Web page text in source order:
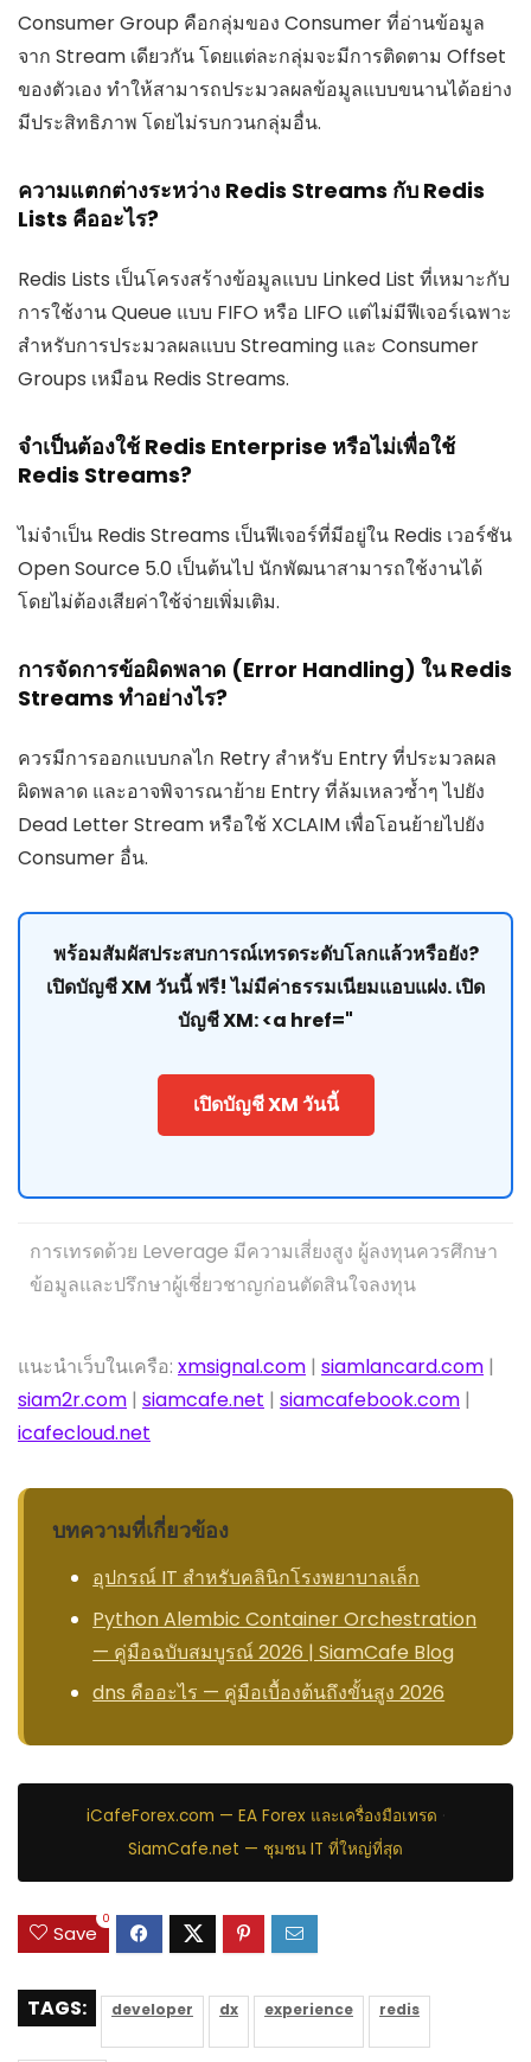
Consumer Group คือกลุ่มของ Consumer ที่อ่านข้อมูล
จาก Stream เดียวกัน โดยแต่ละกลุ่มจะมีการติดตาม Offset
ของตัวเอง ทำให้สามารถประมวลผลข้อมูลแบบขนานได้อย่าง
มีประสิทธิภาพ โดยไม่รบกวนกลุ่มอื่น.
ความแตกต่างระหว่าง Redis Streams กับ Redis
Lists คืออะไร?
Redis Lists เป็นโครงสร้างข้อมูลแบบ Linked List ที่เหมาะกับ
การใช้งาน Queue แบบ FIFO หรือ LIFO แต่ไม่มีฟีเจอร์เฉพาะ
สำหรับการประมวลผลแบบ Streaming และ Consumer
Groups เหมือน Redis Streams.
จำเป็นต้องใช้ Redis Enterprise หรือไม่เพื่อใช้
Redis Streams?
ไม่จำเป็น Redis Streams เป็นฟีเจอร์ที่มีอยู่ใน Redis เวอร์ชัน
Open Source 5.0 เป็นต้นไป นักพัฒนาสามารถใช้งานได้
โดยไม่ต้องเสียค่าใช้จ่ายเพิ่มเติม.
การจัดการข้อผิดพลาด (Error Handling) ใน Redis
Streams ทำอย่างไร?
ควรมีการออกแบบกลไก Retry สำหรับ Entry ที่ประมวลผล
ผิดพลาด และอาจพิจารณาย้าย Entry ที่ล้มเหลวซ้ำๆ ไปยัง
Dead Letter Stream หรือใช้ XCLAIM เพื่อโอนย้ายไปยัง
Consumer อื่น.
พร้อมสัมผัสประสบการณ์เทรดระดับโลกแล้วหรือยัง?
เปิดบัญชี XM วันนี้ ฟรี! ไม่มีค่าธรรมเนียมแอบแฝง. เปิด
บัญชี XM: <a href="
เปิดบัญชี XM วันนี้
การเทรดด้วย Leverage มีความเสี่ยงสูง ผู้ลงทุนควรศึกษา
ข้อมูลและปรึกษาผู้เชี่ยวชาญก่อนตัดสินใจลงทุน
แนะนำเว็บในเครือ: xmsignal.com | siamlancard.com |
siam2r.com | siamcafe.net | siamcafebook.com |
icafecloud.net
บทความที่เกี่ยวข้อง
อุปกรณ์ IT สำหรับคลินิกโรงพยาบาลเล็ก
Python Alembic Container Orchestration
— คู่มือฉบับสมบูรณ์ 2026 | SiamCafe Blog
dns คืออะไร — คู่มือเบื้องต้นถึงขั้นสูง 2026
iCafeForex.com — EA Forex และเครื่องมือเทรด ·
SiamCafe.net — ชุมชน IT ที่ใหญ่ที่สุด
Save
0
TAGS: developer dx experience redis